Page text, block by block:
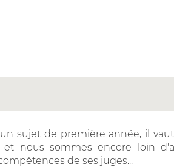
sujet de première année, il
nous sommes encore loin
de ses juges...